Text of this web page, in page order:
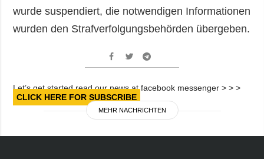
wurde suspendiert, die notwendigen Informationen
wurden den Strafverfolgungsbehörden übergeben.
Let’s get started read our news at facebook messenger > > >
CLICK HERE FOR SUBSCRIBE
MEHR NACHRICHTEN